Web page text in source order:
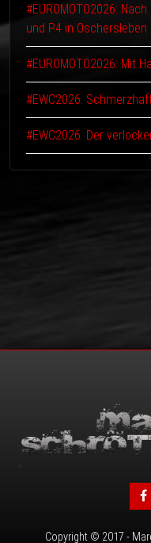
#EUROMOTO2026:
und P4 in Oschersleben
#EUROMOTO2026: Mit
#EWC2026:
#EWC2026: Der
Copyright © 2017 -